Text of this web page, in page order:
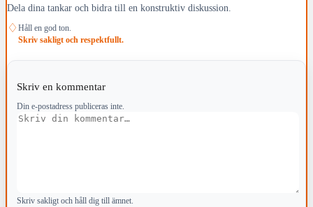
Dela dina tankar och bidra till en konstruktiv diskussion.
♢ Håll en god ton.
Skriv sakligt och respektfullt.
Skriv en kommentar
Din e-postadress publiceras inte.
Kommentar
Skriv sakligt och håll dig till ämnet.